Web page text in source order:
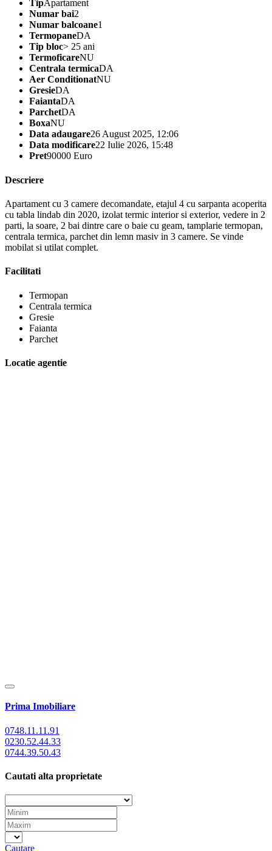
TipApartament
Numar bai2
Numar balcoane1
TermopaneDA
Tip bloc> 25 ani
TermoficareNU
Centrala termicaDA
Aer ConditionatNU
GresieDA
FaiantaDA
ParchetDA
BoxaNU
Data adaugare26 August 2025, 12:06
Data modificare22 Iulie 2026, 15:48
Pret90000 Euro
Descriere
Apartament cu 3 camere decomandate, etajul 4 cu sarpanta acoperita
cu tabla lindab din 2020, izolat termic interior si exterior, vedere in 2
parti, la soare, 2 bai dintre care o baie cu geam, tamplarie termopan,
centrala termica, parchet din lemn masiv in 3 camere. Se vinde
mobilat si utilat complet.
Facilitati
Termopan
Centrala termica
Gresie
Faianta
Parchet
Locatie agentie
Prima Imobiliare
0748.11.11.91
0230.52.44.33
0744.39.50.43
Cautati alta proprietate
Cautare